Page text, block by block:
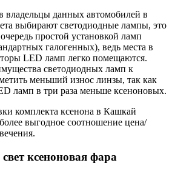
владельцы данных автомобилей в
выбирают светодиодные лампы, это
простой установкой ламп
галогенных), ведь места в
LED ламп легко помещаются.
светодиодных ламп к
меньший износ линзы, так как
ламп в три раза меньше ксеноновых.
комплекта ксенона в Кашкай
выгодное соотношение цена/
ксеноновая фара